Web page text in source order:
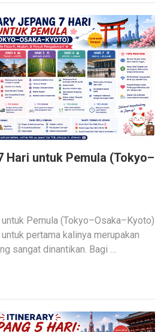
Hari untuk Pemula (Tokyo–
Pemula (Tokyo–Osaka–Kyoto)
pertama kalinya merupakan
sangat dinantikan. Bagi …